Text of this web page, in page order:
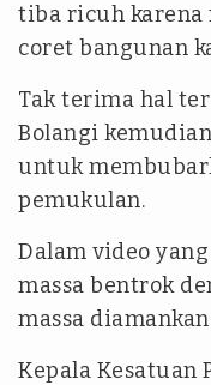
tiba ricuh karena
coret bangunan
Tak terima hal
Bolangi
untuk
pemukulan.
Dalam video
massa bentrok
massa
Kepala Kesatuan